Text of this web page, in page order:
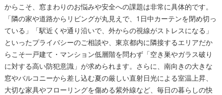
からこそ、窓まわりのお悩みや安全への課題は非常に具体的です。
「隣の家や道路からリビングが丸見えで、1日中カーテンを閉め切っ
ている」「駅近くや通り沿いで、外からの視線がストレスになる」
といったプライバシーのご相談や、東京都内に隣接するエリアだか
らこそ一戸建て・マンション低層階を問わず「空き巣やガラス破り
に対する高い防犯意識」が求められます。さらに、南向きの大きな
窓やバルコニーから差し込む夏の厳しい直射日光による室温上昇、
大切な家具やフローリングを傷める紫外線など、毎日の暮らしの快